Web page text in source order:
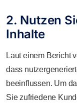
2. Nutzen
Inhalte
Laut einem Bericht
dass
beeinflussen. Um
Sie zufriedene